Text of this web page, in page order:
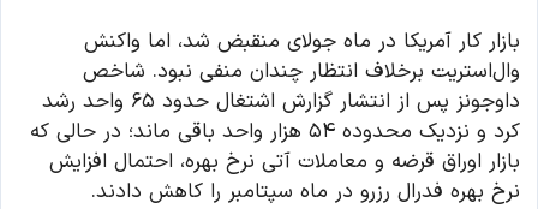
بازار کار آمریکا در ماه جولای منقبض شد، اما واکنش
وال‌استریت برخلاف انتظار چندان منفی نبود. شاخص
داوجونز پس از انتشار گزارش اشتغال حدود ۶۵ واحد رشد
کرد و نزدیک محدوده ۵۴ هزار واحد باقی ماند؛ در حالی که
بازار اوراق قرضه و معاملات آتی نرخ بهره، احتمال افزایش
نرخ بهره فدرال رزرو در ماه سپتامبر را کاهش دادند.